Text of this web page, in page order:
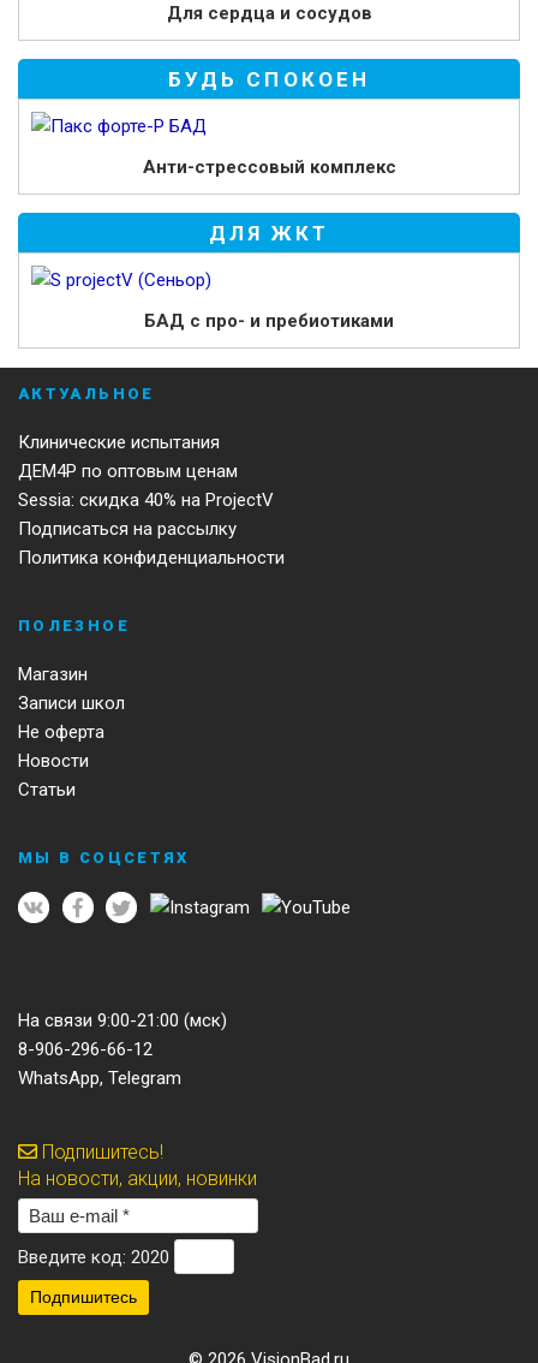
Для сердца и сосудов
БУДЬ СПОКОЕН
Анти-стрессовый комплекс
ДЛЯ ЖКТ
БАД с про- и пребиотиками
АКТУАЛЬНОЕ
Клинические испытания
ДЕМ4Р по оптовым ценам
Sessia: скидка 40% на ProjectV
Подписаться на рассылку
Политика конфиденциальности
ПОЛЕЗНОЕ
Магазин
Записи школ
Не оферта
Новости
Статьи
МЫ В СОЦСЕТЯХ
На связи 9:00-21:00 (мск)
8-906-296-66-12
WhatsApp, Telegram
Подпишитесь!
На новости, акции, новинки
Введите код: 2020